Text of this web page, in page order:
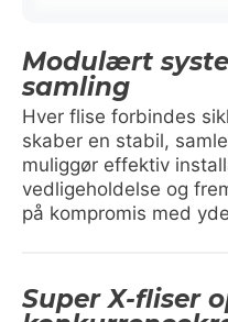
Modulært
samling
Hver flise forbindes
skaber en stabil,
muliggør effektiv
vedligeholdelse og
på kompromis med
Super X-fliser